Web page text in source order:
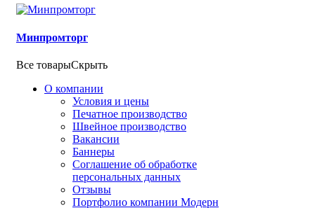
Минпромторг
Все товарыСкрыть
О компании
Условия и цены
Печатное производство
Швейное производство
Вакансии
Баннеры
Соглашение об обработке
персональных данных
Отзывы
Портфолио компании Модерн